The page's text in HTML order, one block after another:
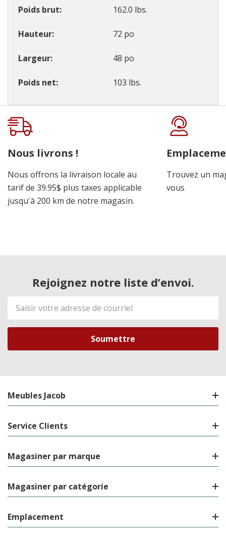
Poids brut 162.0 lbs.
Hauteur 72 po
Largeur 48 po
Poids net 103 lbs.
Onglet
personnalisé
Nous livrons !
Nous offrons la livraison locale au
tarif de 39.95$ plus taxes applicable
jusqu'à 200 km de notre magasin.
Trouvez un
vous
Rejoignez notre liste d’envoi.
Adresse
de
courriel
Meubles Jacob
Service Clients
Magasiner par marque
Magasiner par catégorie
Emplacement